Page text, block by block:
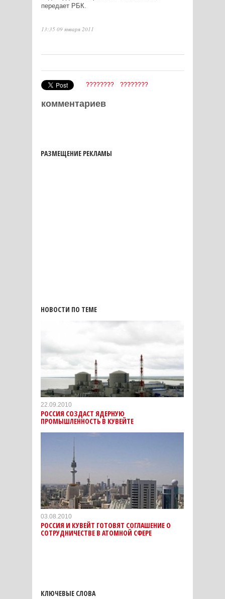
передает РБК.
13:35 09 января 2011
???????? ????????
комментариев
РАЗМЕЩЕНИЕ РЕКЛАМЫ
НОВОСТИ ПО ТЕМЕ
22.09.2010
РОССИЯ СОЗДАСТ ЯДЕРНУЮ
ПРОМЫШЛЕННОСТЬ В КУВЕЙТЕ
03.08.2010
РОССИЯ И КУВЕЙТ ГОТОВЯТ СОГЛАШЕНИЕ О
СОТРУДНИЧЕСТВЕ В АТОМНОЙ СФЕРЕ
КЛЮЧЕВЫЕ СЛОВА